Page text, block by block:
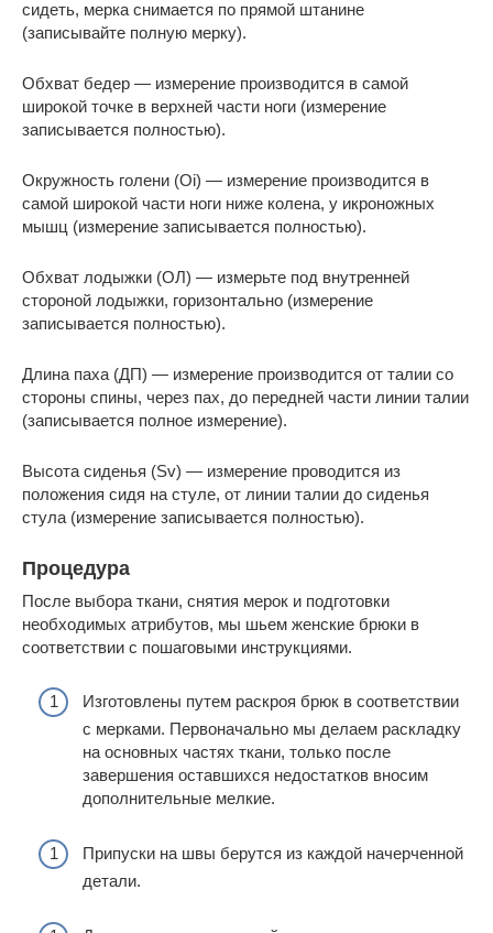
сидеть, мерка снимается по прямой штанине
(записывайте полную мерку).
Обхват бедер — измерение производится в самой
широкой точке в верхней части ноги (измерение
записывается полностью).
Окружность голени (Oi) — измерение производится в
самой широкой части ноги ниже колена, у икроножных
мышц (измерение записывается полностью).
Обхват лодыжки (ОЛ) — измерьте под внутренней
стороной лодыжки, горизонтально (измерение
записывается полностью).
Длина паха (ДП) — измерение производится от талии со
стороны спины, через пах, до передней части линии талии
(записывается полное измерение).
Высота сиденья (Sv) — измерение проводится из
положения сидя на стуле, от линии талии до сиденья
стула (измерение записывается полностью).
Процедура
После выбора ткани, снятия мерок и подготовки
необходимых атрибутов, мы шьем женские брюки в
соответствии с пошаговыми инструкциями.
Изготовлены путем раскроя брюк в соответствии
с мерками. Первоначально мы делаем раскладку
на основных частях ткани, только после
завершения оставшихся недостатков вносим
дополнительные мелкие.
Припуски на швы берутся из каждой начерченной
детали.